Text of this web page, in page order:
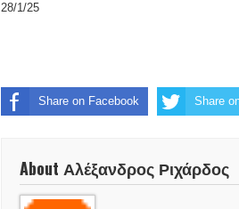
28/1/25
Share on Facebook Share
About Αλέξανδρος Ριχάρδος